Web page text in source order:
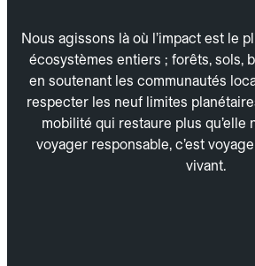
Nous agissons là où l’impact est le
écosystèmes entiers ; forêts, sols,
en soutenant les communautés
respecter les neuf limites
mobilité qui restaure plus qu’elle
voyager responsable, c’est
vivant.